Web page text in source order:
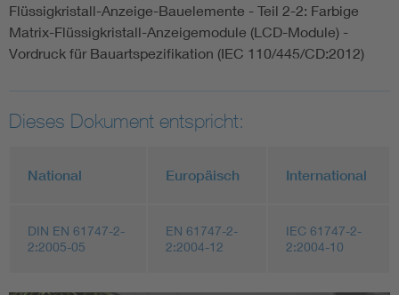
Flüssigkristall-Anzeige-Bauelemente - Teil 2-2: Farbige
Matrix-Flüssigkristall-Anzeigemodule (LCD-Module) -
Vordruck für Bauartspezifikation (IEC 110/445/CD:2012)
Dieses Dokument entspricht:
National Europäisch International
DIN EN 61747-2-
2:2005-05
EN 61747-2-
2:2004-12
IEC 61747-2-
2:2004-10